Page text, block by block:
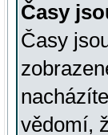
Časy
Časy
vědomí,